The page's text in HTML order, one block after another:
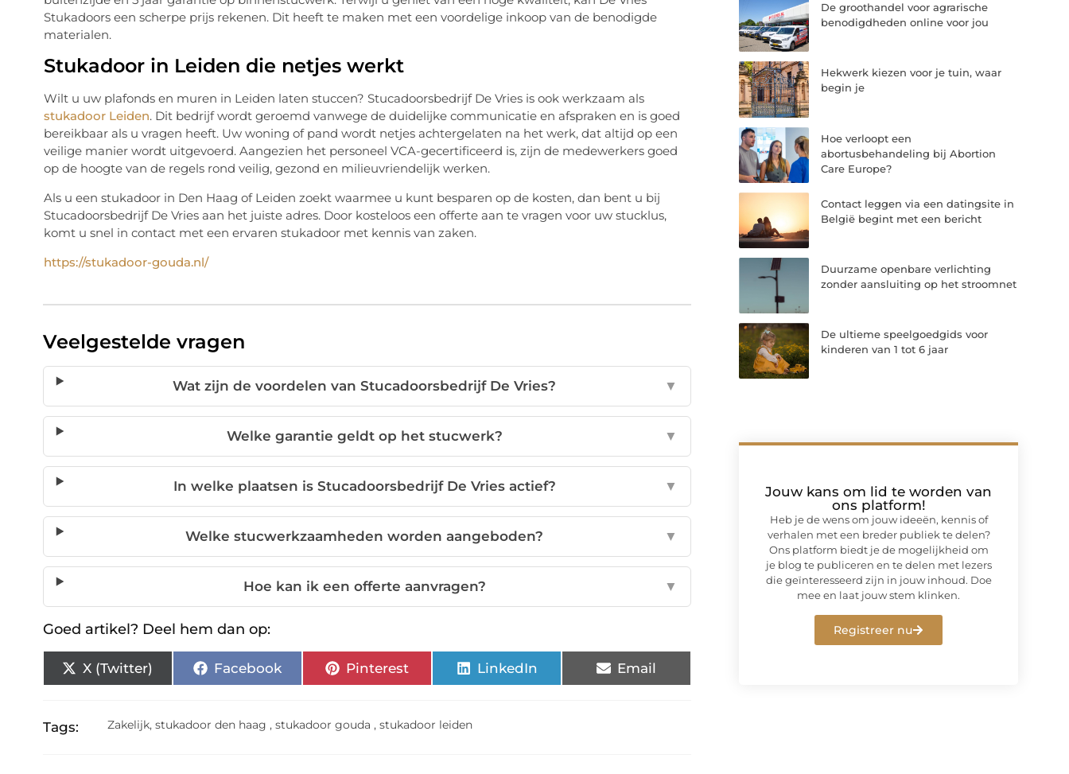
Stukadoors een scherpe prijs rekenen. Dit heeft te maken met een voordelige inkoop van de benodigde
materialen.
Stukadoor in Leiden die netjes werkt
Wilt u uw plafonds en muren in Leiden laten stuccen? Stucadoorsbedrijf De Vries is ook werkzaam als
stukadoor Leiden. Dit bedrijf wordt geroemd vanwege de duidelijke communicatie en afspraken en is goed
bereikbaar als u vragen heeft. Uw woning of pand wordt netjes achtergelaten na het werk, dat altijd op een
veilige manier wordt uitgevoerd. Aangezien het personeel VCA-gecertificeerd is, zijn de medewerkers goed
op de hoogte van de regels rond veilig, gezond en milieuvriendelijk werken.
Als u een stukadoor in Den Haag of Leiden zoekt waarmee u kunt besparen op de kosten, dan bent u bij
Stucadoorsbedrijf De Vries aan het juiste adres. Door kosteloos een offerte aan te vragen voor uw stucklus,
komt u snel in contact met een ervaren stukadoor met kennis van zaken.
https://stukadoor-gouda.nl/
Veelgestelde vragen
Wat zijn de voordelen van Stucadoorsbedrijf De Vries? ▼
Welke garantie geldt op het stucwerk? ▼
In welke plaatsen is Stucadoorsbedrijf De Vries actief? ▼
Welke stucwerkzaamheden worden aangeboden? ▼
Hoe kan ik een offerte aanvragen? ▼
Goed artikel? Deel hem dan op:
X (Twitter) Facebook Pinterest LinkedIn Email
Tags: Zakelijk,stukadoor den haag ,stukadoor gouda ,stukadoor leiden
De groothandel voor agrarische
benodigdheden online voor jou
Hekwerk kiezen voor je tuin, waar
begin je
Hoe verloopt een
abortusbehandeling bij Abortion
Care Europe?
Contact leggen via een datingsite in
België begint met een bericht
Duurzame openbare verlichting
zonder aansluiting op het stroomnet
De ultieme speelgoedgids voor
kinderen van 1 tot 6 jaar
Jouw kans om lid te worden van
ons platform!
Heb je de wens om jouw ideeën, kennis of
verhalen met een breder publiek te delen?
Ons platform biedt je de mogelijkheid om
je blog te publiceren en te delen met lezers
die geïnteresseerd zijn in jouw inhoud. Doe
mee en laat jouw stem klinken.
Registreer nu